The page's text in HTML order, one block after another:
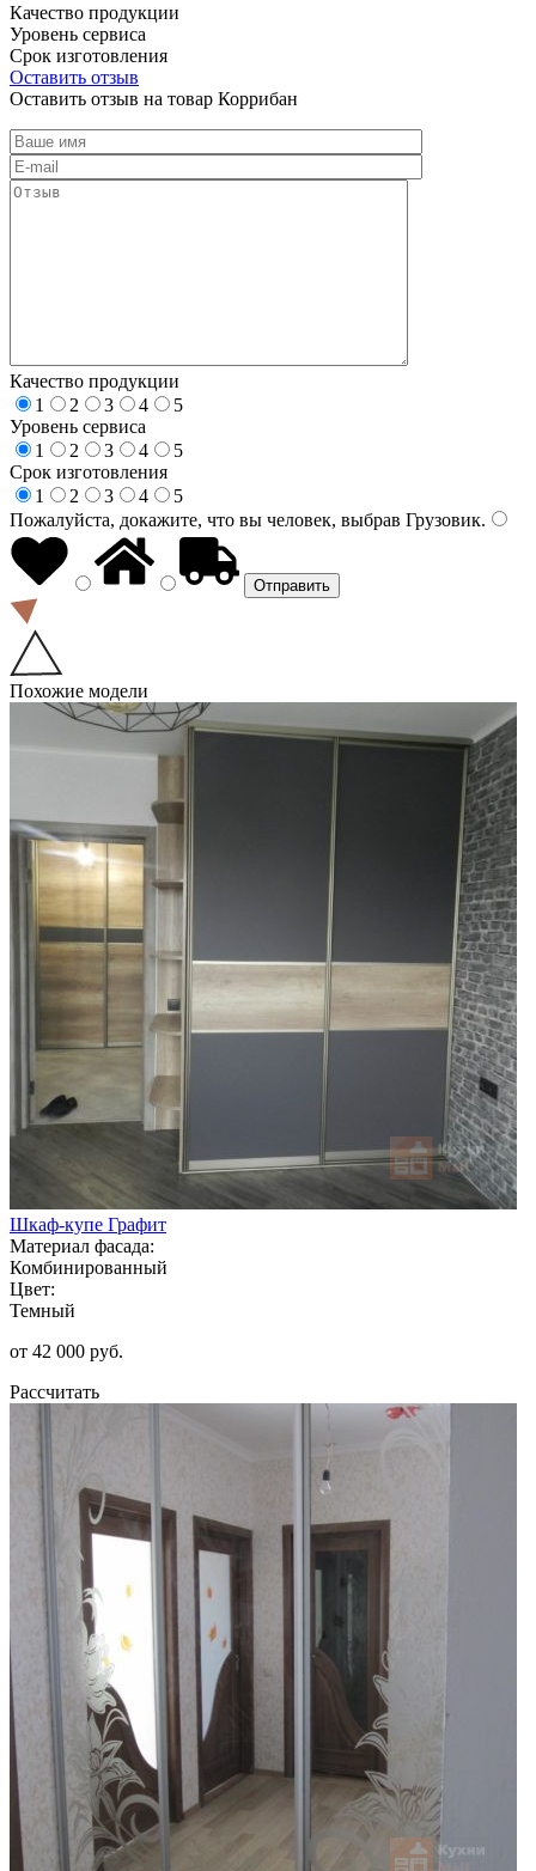
Качество продукции
Уровень сервиса
Срок изготовления
Оставить отзыв
Оставить отзыв на товар Коррибан
Качество продукции
1
2 3 4
5
Уровень сервиса
1
2 3 4
5
Срок изготовления
1
2 3 4
5
Пожалуйста, докажите, что вы человек, выбрав Грузовик.
Похожие модели
Шкаф-купе Графит
Материал фасада:
Комбинированный
Цвет:
Темный
от 42 000 руб.
Рассчитать